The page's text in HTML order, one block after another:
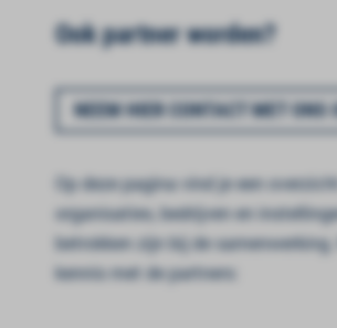
Ook partner worden?
NEEM HIER CONTACT MET ONS
Op deze pagina vind je een
organisaties, bedrijven en
betrokken zijn bij de
kennis met de partners: